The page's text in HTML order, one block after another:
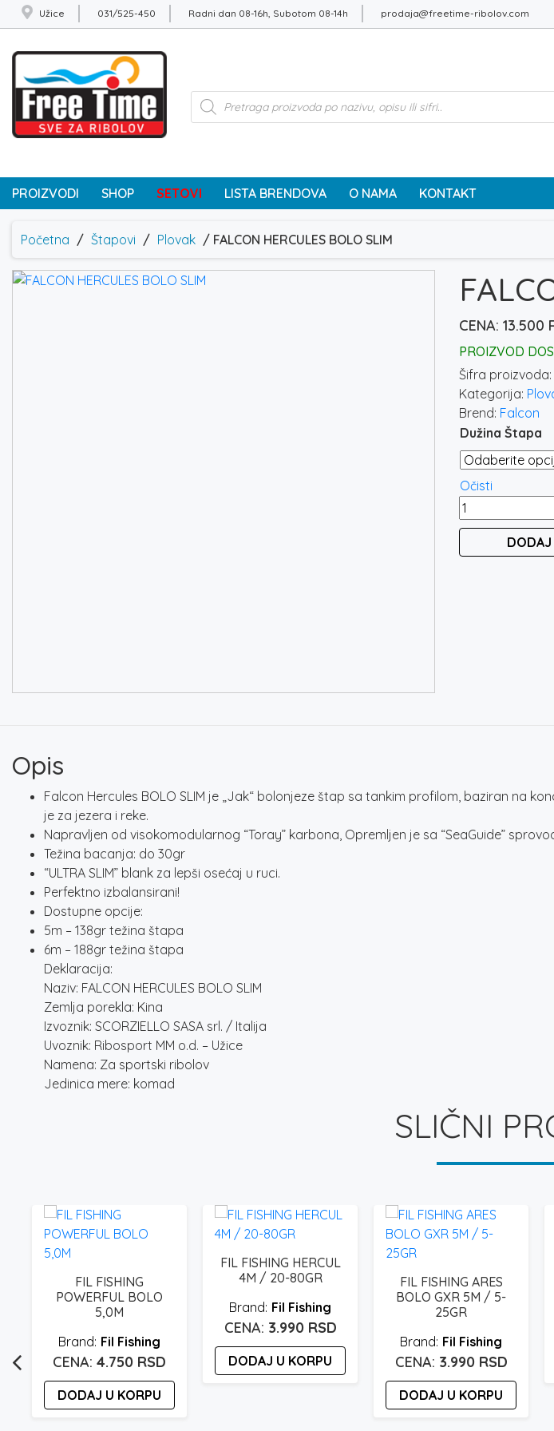
Užice 031/525-450 Radni dan 08-16h, Subotom 08-14h prodaja@freetime-ribolov.com
Products
search
PROIZVODI SHOP SETOVI LISTA BRENDOVA O NAMA KONTAKT
Početna / Štapovi / Plovak / FALCON HERCULES BOLO SLIM
13.500
PROIZVOD
Šifra proizvoda:
Kategorija:
Brend: Falcon
Dužina Štapa
Očisti
FALCON
HERCULES
SLIM
DODAJ
Opis
Falcon Hercules BOLO SLIM je „Jak“ bolonjeze štap sa tankim profilom, baziran na
je za jezera i reke.
Napravljen od visokomodularnog “Toray” karbona, Opremljen je sa “SeaGuide”
Težina bacanja: do 30gr
“ULTRA SLIM” blank za lepši osećaj u ruci.
Perfektno izbalansirani!
Dostupne opcije:
5m – 138gr težina štapa
6m – 188gr težina štapa
Deklaracija:
Naziv: FALCON HERCULES BOLO SLIM
Zemlja porekla: Kina
Izvoznik: SCORZIELLO SASA srl. / Italija
Uvoznik: Ribosport MM o.d. – Užice
Namena: Za sportski ribolov
Jedinica mere: komad
SLIČNI
FIL FISHING
POWERFUL BOLO
5,0M
Fil Fishing
4.750 RSD
DODAJ U KORPU
FIL FISHING HERCUL
4M / 20-80GR
Fil Fishing
3.990 RSD
DODAJ U KORPU
FIL FISHING ARES
BOLO GXR 5M / 5-
25GR
Fil Fishing
3.990 RSD
DODAJ U KORPU